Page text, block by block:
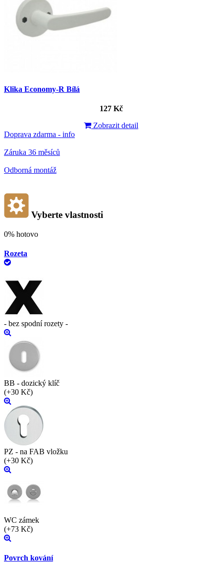
Klika Economy-R Bílá
127 Kč
Zobrazit detail
Doprava zdarma - info
Záruka 36 měsíců
Odborná montáž
Vyberte vlastnosti
0% hotovo
Rozeta
- bez spodní rozety -
BB - dozický klíč
(+30 Kč)
PZ - na FAB vložku
(+30 Kč)
WC zámek
(+73 Kč)
Povrch kování